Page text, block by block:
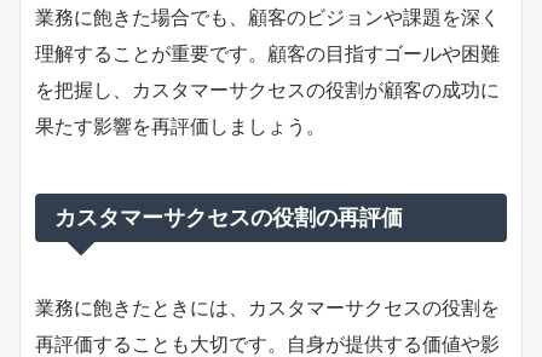
業務に飽きた場合でも、顧客のビジョンや課題を深く
理解することが重要です。顧客の目指すゴールや困難
を把握し、カスタマーサクセスの役割が顧客の成功に
果たす影響を再評価しましょう。
カスタマーサクセスの役割の再評価
業務に飽きたときには、カスタマーサクセスの役割を
再評価することも大切です。自身が提供する価値や影